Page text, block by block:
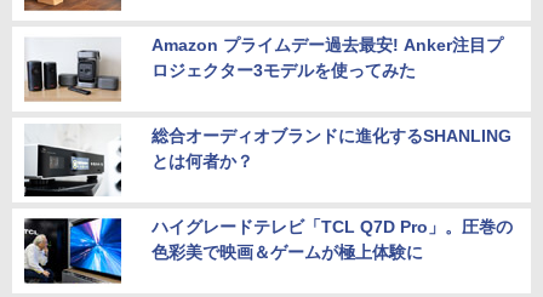
Amazon プライムデー過去最安! Anker注目プ
ロジェクター3モデルを使ってみた
総合オーディオブランドに進化するSHANLING
とは何者か？
ハイグレードテレビ「TCL Q7D Pro」。圧巻の
色彩美で映画＆ゲームが極上体験に